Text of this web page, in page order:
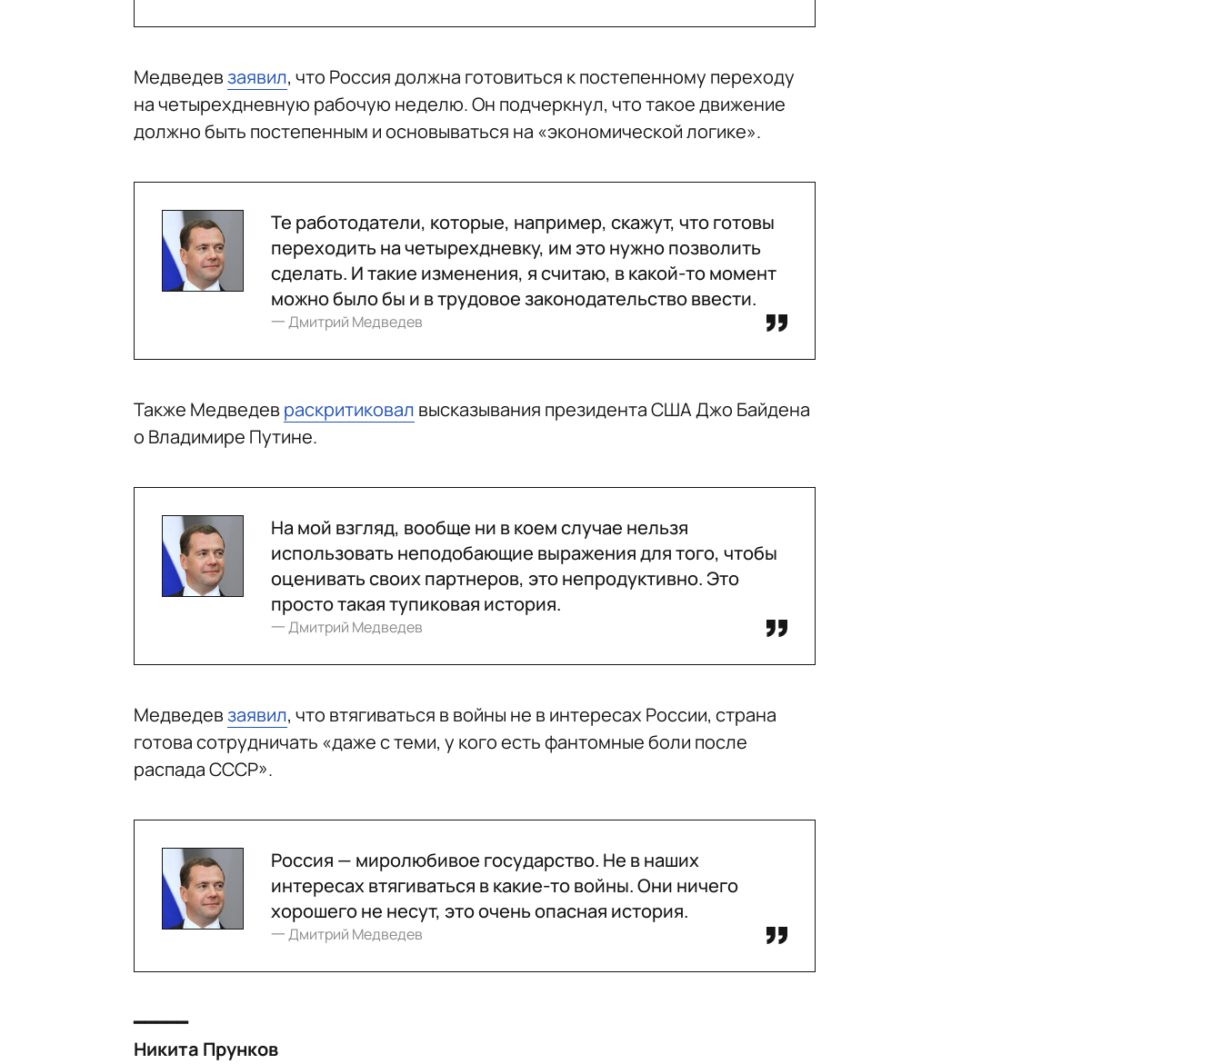
Медведевзаявил, что Россия должна готовиться к постепенному переходу
на четырехдневную рабочую неделю. Он подчеркнул, что такое движение
должно быть постепенным и основываться на «экономической логике».
Те работодатели, которые, например, скажут, что готовы
переходить на четырехдневку, им это нужно позволить
сделать. И такие изменения, я считаю, в какой-то момент
можно было бы и в трудовое законодательство ввести.
一 Дмитрий Медведев
Также Медведев раскритиковал высказывания президента США Джо Байдена
о Владимире Путине.
На мой взгляд, вообще ни в коем случае нельзя
использовать неподобающие выражения для того, чтобы
оценивать своих партнеров, это непродуктивно. Это
просто такая тупиковая история.
一 Дмитрий Медведев
Медведевзаявил, что втягиваться в войны не в интересах России, страна
готова сотрудничать «даже с теми, у кого есть фантомные боли после
распада СССР».
Россия — миролюбивое государство. Не в наших
интересах втягиваться в какие-то войны. Они ничего
хорошего не несут, это очень опасная история.
一 Дмитрий Медведев
━━━━━
Никита Прунков